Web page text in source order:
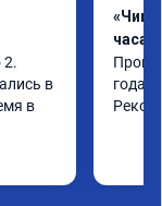
2.
в
в
«Чип
часа»
года.